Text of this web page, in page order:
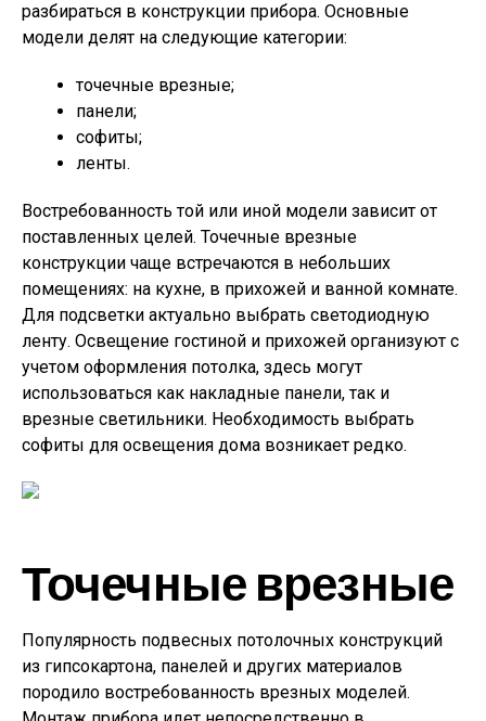
разбираться в конструкции прибора. Основные
модели делят на следующие категории:
точечные врезные;
панели;
софиты;
ленты.
Востребованность той или иной модели зависит от
поставленных целей. Точечные врезные
конструкции чаще встречаются в небольших
помещениях: на кухне, в прихожей и ванной комнате.
Для подсветки актуально выбрать светодиодную
ленту. Освещение гостиной и прихожей организуют с
учетом оформления потолка, здесь могут
использоваться как накладные панели, так и
врезные светильники. Необходимость выбрать
софиты для освещения дома возникает редко.
Точечные врезные
Популярность подвесных потолочных конструкций
из гипсокартона, панелей и других материалов
породило востребованность врезных моделей.